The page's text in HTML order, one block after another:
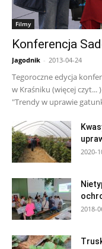
Filmy
Konferencja
Jagodnik - 2013-04-24
Tegoroczne edycja
w Kraśniku (więcej czyt...
"Trendy w uprawie
2020-
2018-